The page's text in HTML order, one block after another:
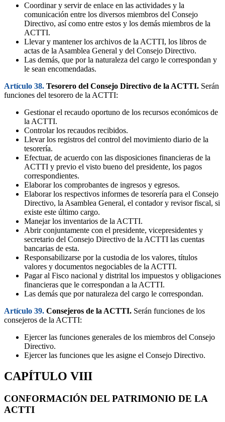
Coordinar y servir de enlace en las actividades y la
comunicación entre los diversos miembros del Consejo
Directivo, así como entre estos y los demás miembros de la
ACTTI.
Llevar y mantener los archivos de la ACTTI, los libros de
actas de la Asamblea General y del Consejo Directivo.
Las demás, que por la naturaleza del cargo le correspondan y
le sean encomendadas.
Artículo 38. Tesorero del Consejo Directivo de la ACTTI. Serán
funciones del tesorero de la ACTTI:
Gestionar el recaudo oportuno de los recursos económicos de
la ACTTI.
Controlar los recaudos recibidos.
Llevar los registros del control del movimiento diario de la
tesorería.
Efectuar, de acuerdo con las disposiciones financieras de la
ACTTI y previo el visto bueno del presidente, los pagos
correspondientes.
Elaborar los comprobantes de ingresos y egresos.
Elaborar los respectivos informes de tesorería para el Consejo
Directivo, la Asamblea General, el contador y revisor fiscal, si
existe este último cargo.
Manejar los inventarios de la ACTTI.
Abrir conjuntamente con el presidente, vicepresidentes y
secretario del Consejo Directivo de la ACTTI las cuentas
bancarias de esta.
Responsabilizarse por la custodia de los valores, títulos
valores y documentos negociables de la ACTTI.
Pagar al Fisco nacional y distrital los impuestos y obligaciones
financieras que le correspondan a la ACTTI.
Las demás que por naturaleza del cargo le correspondan.
Artículo 39. Consejeros de la ACTTI. Serán funciones de los
consejeros de la ACTTI:
Ejercer las funciones generales de los miembros del Consejo
Directivo.
Ejercer las funciones que les asigne el Consejo Directivo.
CAPÍTULO VIII
CONFORMACIÓN DEL PATRIMONIO DE LA
ACTTI